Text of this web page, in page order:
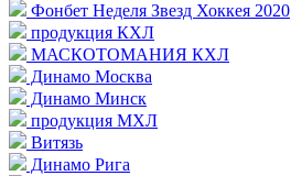
Фонбет Неделя Звезд Хоккея 2020
продукция КХЛ
МАСКОТОМАНИЯ КХЛ
Динамо Москва
Динамо Минск
продукция МХЛ
Витязь
Динамо Рига